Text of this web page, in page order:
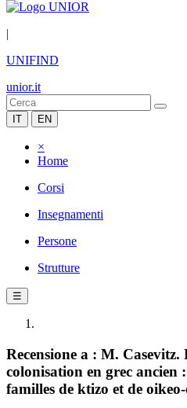
|
UNIFIND
unior.it
IT EN
×
Home
Corsi
Insegnamenti
Persone
Strutture
☰
Recensione a : M.
colonisation en grec ancien
familles de ktizo et de